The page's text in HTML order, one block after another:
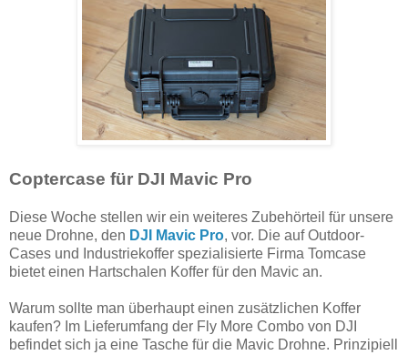
Coptercase für DJI Mavic Pro
Diese Woche stellen wir ein weiteres Zubehörteil für unsere
neue Drohne, den DJI Mavic Pro, vor. Die auf Outdoor-
Cases und Industriekoffer spezialisierte Firma Tomcase
bietet einen Hartschalen Koffer für den Mavic an.
Warum sollte man überhaupt einen zusätzlichen Koffer
kaufen? Im Lieferumfang der Fly More Combo von DJI
befindet sich ja eine Tasche für die Mavic Drohne. Prinzipiell